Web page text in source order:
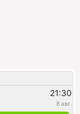
21:30
8 авг.